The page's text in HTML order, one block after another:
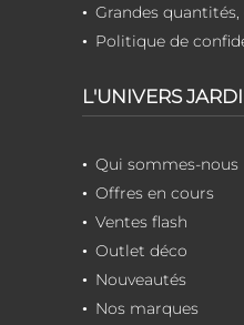
Grandes
Politique de
L'UNIVERS
Qui sommes-nous
Offres en cours
Ventes flash
Outlet déco
Nouveautés
Nos marques